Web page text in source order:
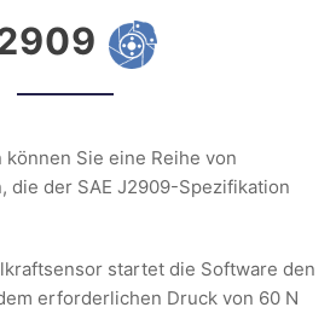
Sie eine Reihe von
die der SAE J2909-Spezifikation
startet die Software den
erforderlichen Druck von 60 N